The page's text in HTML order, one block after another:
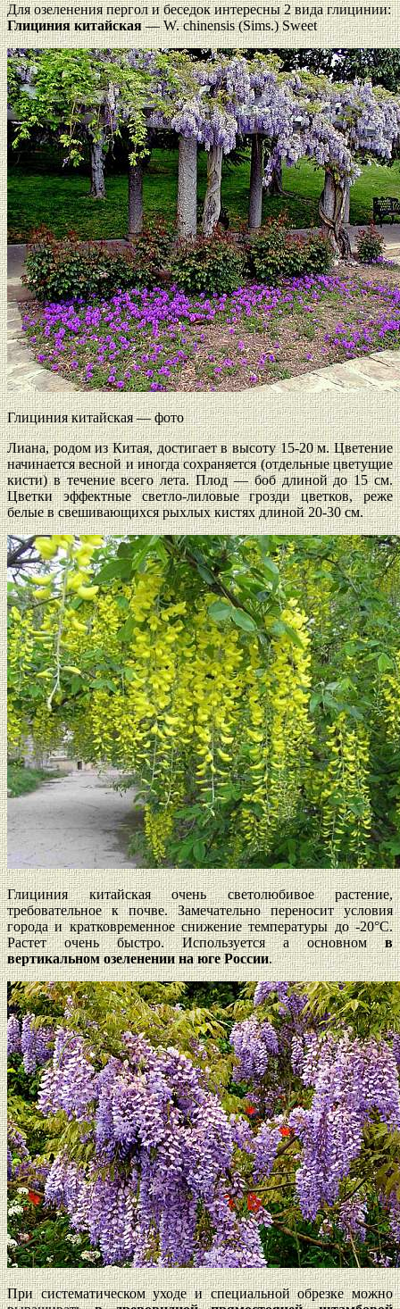
Для озеленения пергол и беседок интересны 2 вида глицинии:
Глициния китайская— W. chinensis (Sims.) Sweet
Глициния китайская — фото
Лиана, родом из Китая, достигает в высоту 15-20 м. Цветение
начинается весной и иногда сохраняется (отдельные цветущие
кисти) в течение всего лета. Плод — боб длиной до 15 см.
Цветки эффектные светло-лиловые грозди цветков, реже
белые в свешивающихся рыхлых кистях длиной 20-30 см.
Глициния китайская очень светолюбивое растение,
требовательное к почве. Замечательно переносит условия
города и кратковременное снижение температуры до -20°С.
Растет очень быстро. Используется а основномв
вертикальном озеленении на юге России.
При систематическом уходе и специальной обрезке можно